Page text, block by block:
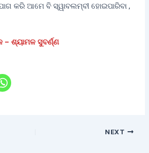
କରି ଆମେ ବି ସ୍ୱାବଲମ୍ବୀ ହୋଇପାରିବା ,
ଶ୍ୟାମଳ ସୁବର୍ଣ୍ଣ
NEXT